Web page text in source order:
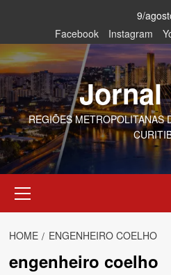
content
9/
Facebook
Instagram
Jornal
REGIÕES METROPOLITANAS
Menu
HOME ENGENHEIRO COELHO
engenheiro coelho